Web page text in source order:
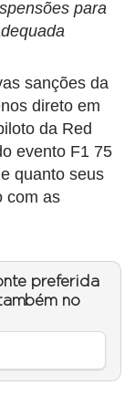
para
sanções da
direto em
da Red
evento F1 75
quanto seus
com as
preferida
no